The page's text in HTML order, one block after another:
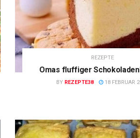
REZEPTE
Omas fluffiger
BY REZEPTE38 18 FEBRUAR